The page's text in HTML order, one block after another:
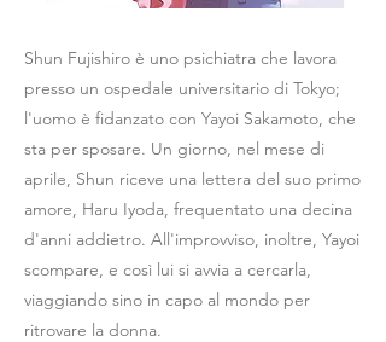
Shun Fujishiro è uno psichiatra che lavora
presso un ospedale universitario di Tokyo;
l'uomo è fidanzato con Yayoi Sakamoto, che
sta per sposare. Un giorno, nel mese di
aprile, Shun riceve una lettera del suo primo
amore, Haru Iyoda, frequentato una decina
d'anni addietro. All'improvviso, inoltre, Yayoi
scompare, e così lui si avvia a cercarla,
viaggiando sino in capo al mondo per
ritrovare la donna.